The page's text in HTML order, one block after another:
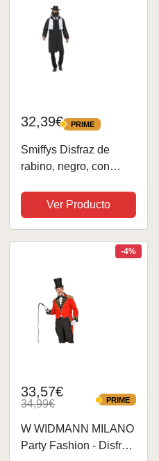
32,39€ PRIME
PRIME
Smiffys Disfraz de
rabino, negro, con
sombrero y barba
Ver Producto
-4%
33,57€
34,99€ PRIME
PRIME
W WIDMANN MILANO
Party Fashion - Disfraz